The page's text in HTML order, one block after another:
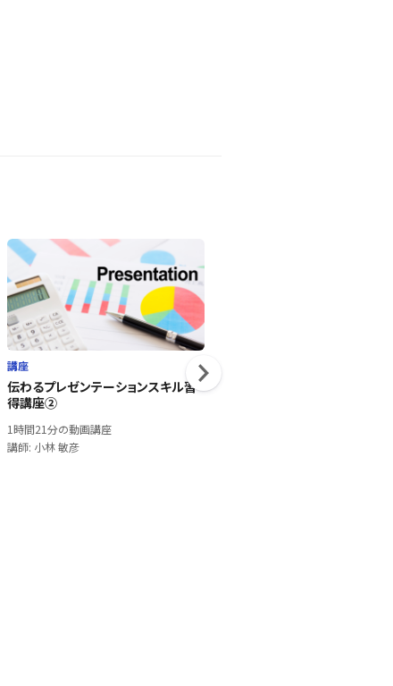
講座
伝わるプレゼンテーションスキル習
得講座②
1時間21分の動画講座
講師: 小林 敏彦